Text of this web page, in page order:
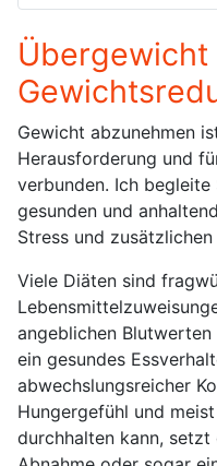
Übergewicht
Gewicht abzunehmen
Herausforderung und
verbunden. Ich
gesunden und
Stress und zusätzlichen
Viele Diäten sind
angeblichen
ein gesundes
abwechslungsreicher
Hungergefühl und
durchhalten kann,